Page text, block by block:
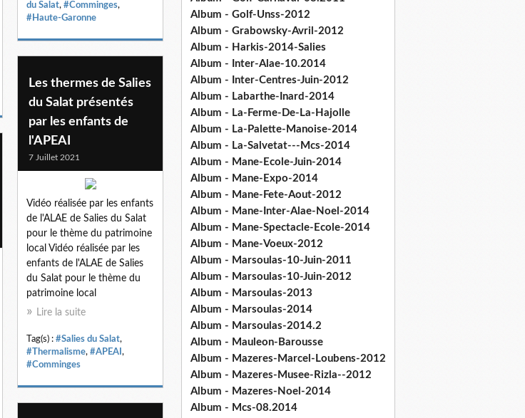
du Salat, #Comminges,
#Haute-Garonne
Les thermes de Salies
du Salat présentés
par les enfants de
l'APEAI
7 Juillet 2021
Vidéo réalisée par les enfants
de l'ALAE de Salies du Salat
pour le thème du patrimoine
local Vidéo réalisée par les
enfants de l'ALAE de Salies
du Salat pour le thème du
patrimoine local
Lire la suite
Tag(s) : #Salies du Salat,
#Thermalisme, #APEAI ,
#Comminges
Album - Golf-Unss-2012
Album - Grabowsky-Avril-2012
Album - Harkis-2014-Salies
Album - Inter-Alae-10.2014
Album - Inter-Centres-Juin-2012
Album - Labarthe-Inard-2014
Album - La-Ferme-De-La-Hajolle
Album - La-Palette-Manoise-2014
Album - La-Salvetat---Mcs-2014
Album - Mane-Ecole-Juin-2014
Album - Mane-Expo-2014
Album - Mane-Fete-Aout-2012
Album - Mane-Inter-Alae-Noel-2014
Album - Mane-Spectacle-Ecole-2014
Album - Mane-Voeux-2012
Album - Marsoulas-10-Juin-2011
Album - Marsoulas-10-Juin-2012
Album - Marsoulas-2013
Album - Marsoulas-2014
Album - Marsoulas-2014.2
Album - Mauleon-Barousse
Album - Mazeres-Marcel-Loubens-2012
Album - Mazeres-Musee-Rizla--2012
Album - Mazeres-Noel-2014
Album - Mcs-08.2014